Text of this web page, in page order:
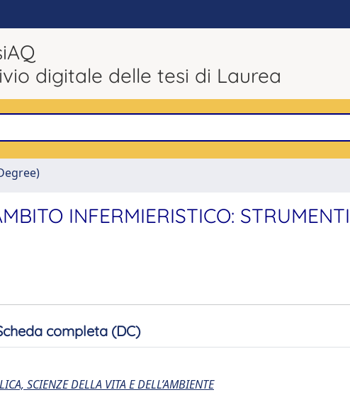
digitale delle tesi di Laurea
INFERMIERISTICO:
completa (DC)
SCIENZE DELLA VITA E DELL’AMBIENTE